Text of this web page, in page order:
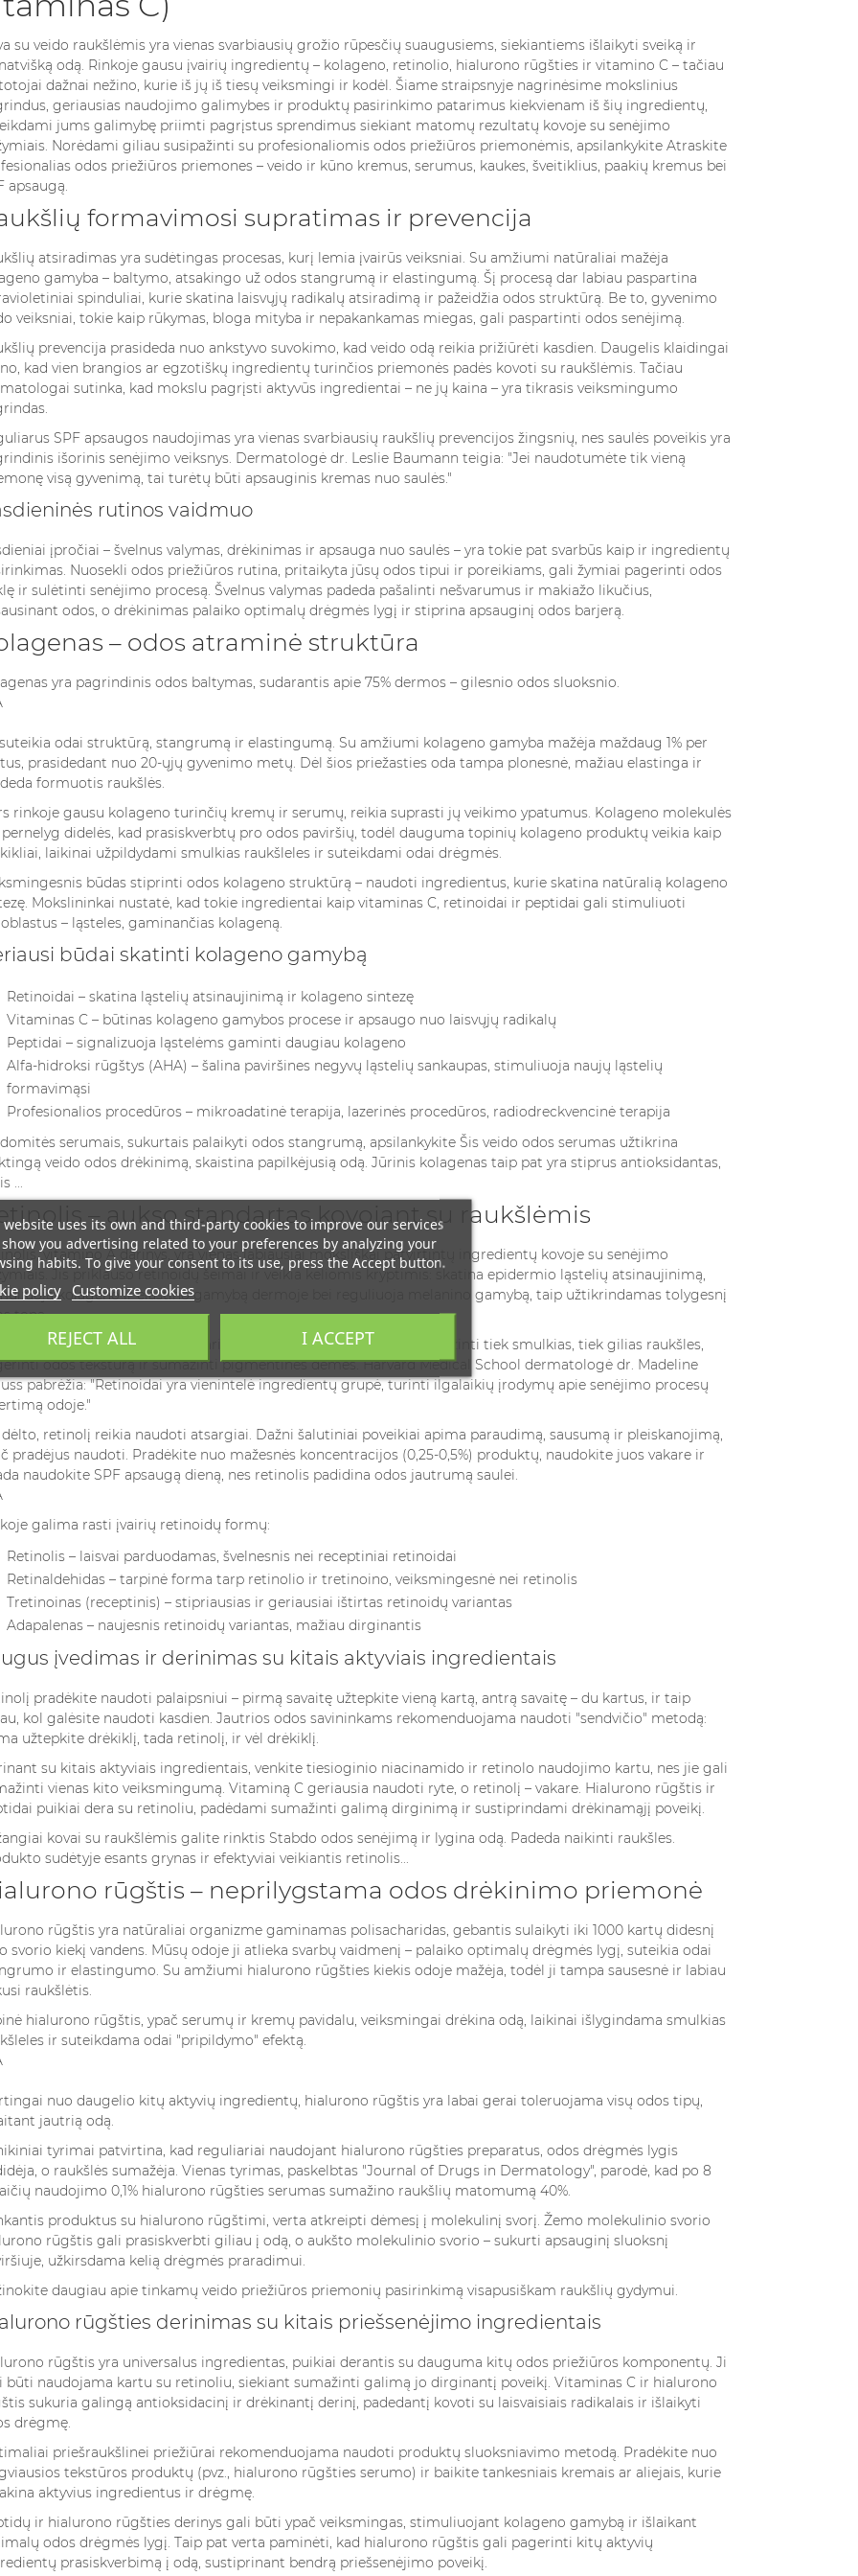
ХРАНЕНИЯ
ДОЛЬШЕ
на
ДЕЙСТВИТЕЛЬНО ЛИ
КРЕМЫ ДЛЯ ГЛАЗ?
ПОДРОБНОЕ
РУКОВОДСТВО
4998 Просмотры
Paakių kremai – vieni iš tų
kosmetikos produktų, kurie
nuolat kelia diskusijas.
odos...
Read more
KOKIUS KVEPALUS
PAGAL ZODIAKO
ŽENKLĄ?
4704 Просмотры
dalis, bet ir būdas išreikšti
savo asmenybę. Renkantis
Read more
ЦВЕТОЧНЫЕ,
ДРЕВЕСНЫЕ
4216 Просмотры
парфюмерия погружает
нас в мир ароматов, но
древесный —...
7.2. Ar šiuos ingredientus galima saugiai derinti?
7.3. Nuo kokio amžiaus turėčiau pradėti naudoti priešraukšlinius ingredientus?
7.4. Ar topiniai kolageno kremai tikrai skatina kolageno gamybą odoje?
7.5. Kaip išsirinkti tinkamą produktą savo odos tipui?
su veido raukšlėmis yra vienas svarbiausių grožio rūpesčių suaugusiems, siekiantiems išlaikyti sveiką ir
odą. Rinkoje gausu įvairių ingredientų – kolageno, retinolio, hialurono rūgšties ir vitamino C – tačiau
dažnai nežino, kurie iš jų iš tiesų veiksmingi ir kodėl. Šiame straipsnyje nagrinėsime mokslinius
geriausias naudojimo galimybes ir produktų pasirinkimo patarimus kiekvienam iš šių ingredientų,
jums galimybę priimti pagrįstus sprendimus siekiant matomų rezultatų kovoje su senėjimo
Norėdami giliau susipažinti su profesionaliomis odos priežiūros priemonėmis, apsilankykite Atraskite
odos priežiūros priemones – veido ir kūno kremus, serumus, kaukes, šveitiklius, paakių kremus bei
apsaugą.
formavimosi supratimas ir prevencija
atsiradimas yra sudėtingas procesas, kurį lemia įvairūs veiksniai. Su amžiumi natūraliai mažėja
gamyba – baltymo, atsakingo už odos stangrumą ir elastingumą. Šį procesą dar labiau paspartina
spinduliai, kurie skatina laisvųjų radikalų atsiradimą ir pažeidžia odos struktūrą. Be to, gyvenimo
veiksniai, tokie kaip rūkymas, bloga mityba ir nepakankamas miegas, gali paspartinti odos senėjimą.
prevencija prasideda nuo ankstyvo suvokimo, kad veido odą reikia prižiūrėti kasdien. Daugelis klaidingai
kad vien brangios ar egzotiškų ingredientų turinčios priemonės padės kovoti su raukšlėmis. Tačiau
sutinka, kad mokslu pagrįsti aktyvūs ingredientai – ne jų kaina – yra tikrasis veiksmingumo
SPF apsaugos naudojimas yra vienas svarbiausių raukšlių prevencijos žingsnių, nes saulės poveikis yra
išorinis senėjimo veiksnys. Dermatologė dr. Leslie Baumann teigia: "Jei naudotumėte tik vieną
visą gyvenimą, tai turėtų būti apsauginis kremas nuo saulės."
rutinos vaidmuo
įpročiai – švelnus valymas, drėkinimas ir apsauga nuo saulės – yra tokie pat svarbūs kaip ir ingredientų
Nuosekli odos priežiūros rutina, pritaikyta jūsų odos tipui ir poreikiams, gali žymiai pagerinti odos
ir sulėtinti senėjimo procesą. Švelnus valymas padeda pašalinti nešvarumus ir makiažo likučius,
odos, o drėkinimas palaiko optimalų drėgmės lygį ir stiprina apsauginį odos barjerą.
– odos atraminė struktūra
yra pagrindinis odos baltymas, sudarantis apie 75% dermos – gilesnio odos sluoksnio.
odai struktūrą, stangrumą ir elastingumą. Su amžiumi kolageno gamyba mažėja maždaug 1% per
prasidedant nuo 20-ųjų gyvenimo metų. Dėl šios priežasties oda tampa plonesnė, mažiau elastinga ir
formuotis raukšlės.
rinkoje gausu kolageno turinčių kremų ir serumų, reikia suprasti jų veikimo ypatumus. Kolageno molekulės
pernelyg didelės, kad prasiskverbtų pro odos paviršių, todėl dauguma topinių kolageno produktų veikia kaip
laikinai užpildydami smulkias raukšleles ir suteikdami odai drėgmės.
būdas stiprinti odos kolageno struktūrą – naudoti ingredientus, kurie skatina natūralią kolageno
Mokslininkai nustatė, kad tokie ingredientai kaip vitaminas C, retinoidai ir peptidai gali stimuliuoti
– ląsteles, gaminančias kolageną.
būdai skatinti kolageno gamybą
Retinoidai – skatina ląstelių atsinaujinimą ir kolageno sintezę
Vitaminas C – būtinas kolageno gamybos procese ir apsaugo nuo laisvųjų radikalų
Peptidai – signalizuoja ląstelėms gaminti daugiau kolageno
Alfa-hidroksi rūgštys (AHA) – šalina paviršines negyvų ląstelių sankaupas, stimuliuoja naujų ląstelių
formavimąsi
Profesionalios procedūros – mikroadatinė terapija, lazerinės procedūros, radiodreckvencinė terapija
serumais, sukurtais palaikyti odos stangrumą, apsilankykite Šis veido odos serumas užtikrina
veido odos drėkinimą, skaistina papilkėjusią odą. Jūrinis kolagenas taip pat yra stiprus antioksidantas,
...
– aukso standartas kovojant su raukšlėmis
vitamino A darinys, yra vienas labiausiai moksliškai patvirtintų ingredientų kovoje su senėjimo
Jis priklauso retinoidų šeimai ir veikia keliomis kryptimis: skatina epidermio ląstelių atsinaujinimą,
kolageno ir elastino gamybą dermoje bei reguliuoja melanino gamybą, taip užtikrindamas tolygesnį
toną.
tyrimai rodo, kad reguliariai naudojant retinolį, galima sumažinti tiek smulkias, tiek gilias raukšles,
odos tekstūrą ir sumažinti pigmentines dėmes. Harvard Medical School dermatologė dr. Madeline
pabrėžia: "Retinoidai yra vienintelė ingredientų grupė, turinti ilgalaikių įrodymų apie senėjimo procesų
odoje."
dėlto, retinolį reikia naudoti atsargiai. Dažni šalutiniai poveikiai apima paraudimą, sausumą ir pleiskanojimą,
pradėjus naudoti. Pradėkite nuo mažesnės koncentracijos (0,25-0,5%) produktų, naudokite juos vakare ir
naudokite SPF apsaugą dieną, nes retinolis padidina odos jautrumą saulei.
galima rasti įvairių retinoidų formų:
Retinolis – laisvai parduodamas, švelnesnis nei receptiniai retinoidai
Retinaldehidas – tarpinė forma tarp retinolio ir tretinoino, veiksmingesnė nei retinolis
Tretinoinas (receptinis) – stipriausias ir geriausiai ištirtas retinoidų variantas
Adapalenas – naujesnis retinoidų variantas, mažiau dirginantis
įvedimas ir derinimas su kitais aktyviais ingredientais
pradėkite naudoti palaipsniui – pirmą savaitę užtepkite vieną kartą, antrą savaitę – du kartus, ir taip
kol galėsite naudoti kasdien. Jautrios odos savininkams rekomenduojama naudoti "sendvičio" metodą:
užtepkite drėkiklį, tada retinolį, ir vėl drėkiklį.
su kitais aktyviais ingredientais, venkite tiesioginio niacinamido ir retinolo naudojimo kartu, nes jie gali
vienas kito veiksmingumą. Vitaminą C geriausia naudoti ryte, o retinolį – vakare. Hialurono rūgštis ir
puikiai dera su retinoliu, padėdami sumažinti galimą dirginimą ir sustiprindami drėkinamąjį poveikį.
kovai su raukšlėmis galite rinktis Stabdo odos senėjimą ir lygina odą. Padeda naikinti raukšles.
sudėtyje esants grynas ir efektyviai veikiantis retinolis...
rūgštis – neprilygstama odos drėkinimo priemonė
rūgštis yra natūraliai organizme gaminamas polisacharidas, gebantis sulaikyti iki 1000 kartų didesnį
svorio kiekį vandens. Mūsų odoje ji atlieka svarbų vaidmenį – palaiko optimalų drėgmės lygį, suteikia odai
ir elastingumo. Su amžiumi hialurono rūgšties kiekis odoje mažėja, todėl ji tampa sausesnė ir labiau
raukšlėtis.
hialurono rūgštis, ypač serumų ir kremų pavidalu, veiksmingai drėkina odą, laikinai išlygindama smulkias
ir suteikdama odai "pripildymo" efektą.
nuo daugelio kitų aktyvių ingredientų, hialurono rūgštis yra labai gerai toleruojama visų odos tipų,
jautrią odą.
tyrimai patvirtina, kad reguliariai naudojant hialurono rūgšties preparatus, odos drėgmės lygis
o raukšlės sumažėja. Vienas tyrimas, paskelbtas "Journal of Drugs in Dermatology", parodė, kad po 8
naudojimo 0,1% hialurono rūgšties serumas sumažino raukšlių matomumą 40%.
produktus su hialurono rūgštimi, verta atkreipti dėmesį į molekulinį svorį. Žemo molekulinio svorio
rūgštis gali prasiskverbti giliau į odą, o aukšto molekulinio svorio – sukurti apsauginį sluoksnį
užkirsdama kelią drėgmės praradimui.
daugiau apie tinkamų veido priežiūros priemonių pasirinkimą visapusiškam raukšlių gydymui.
rūgšties derinimas su kitais priešsenėjimo ingredientais
rūgštis yra universalus ingredientas, puikiai derantis su dauguma kitų odos priežiūros komponentų. Ji
būti naudojama kartu su retinoliu, siekiant sumažinti galimą jo dirginantį poveikį. Vitaminas C ir hialurono
sukuria galingą antioksidacinį ir drėkinantį derinį, padedantį kovoti su laisvaisiais radikalais ir išlaikyti
drėgmę.
priešraukšlinei priežiūrai rekomenduojama naudoti produktų sluoksniavimo metodą. Pradėkite nuo
tekstūros produktų (pvz., hialurono rūgšties serumo) ir baikite tankesniais kremais ar aliejais, kurie
aktyvius ingredientus ir drėgmę.
ir hialurono rūgšties derinys gali būti ypač veiksmingas, stimuliuojant kolageno gamybą ir išlaikant
odos drėgmės lygį. Taip pat verta paminėti, kad hialurono rūgštis gali pagerinti kitų aktyvių
prasiskverbimą į odą, sustiprinant bendrą priešsenėjimo poveikį.
website uses its own and third-party cookies to improve our services
you advertising related to your preferences by analyzing your
habits. To give your consent to its use, press the Accept button.
policy Customize cookies
REJECT ALL I ACCEPT